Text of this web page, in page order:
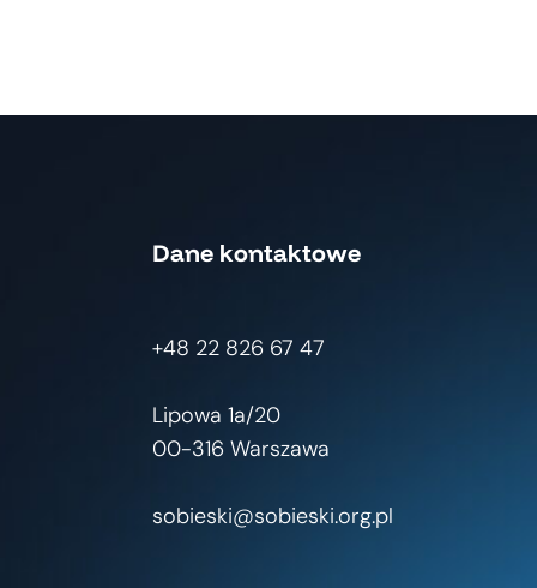
Dane kontaktowe
+48 22 826 67 47
Lipowa 1a/20
00-316 Warszawa
sobieski@sobieski.org.pl